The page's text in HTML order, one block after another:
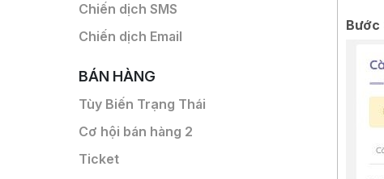
Bước
Chiến dịch SMS
Chiến dịch Email
BÁN HÀNG
Tùy Biến Trạng Thái
Cơ hội bán hàng 2
Ticket